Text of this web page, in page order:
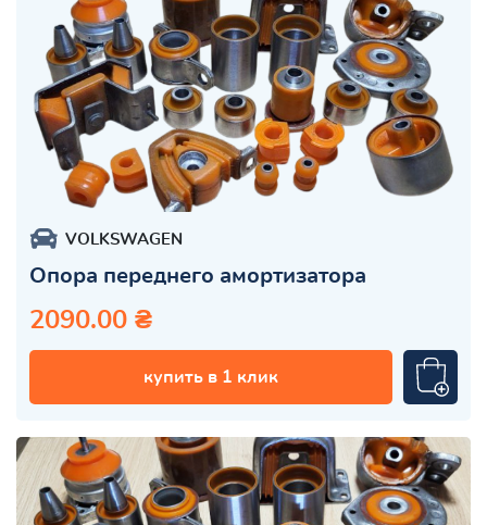
VOLKSWAGEN
Опора переднего амортизатора
2090.00 ₴
купить в 1 клик